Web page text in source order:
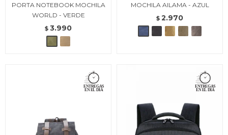
PORTA NOTEBOOK MOCHILA
WORLD - VERDE
$ 3.990
MOCHILA AILAMA - AZUL
$ 2.970